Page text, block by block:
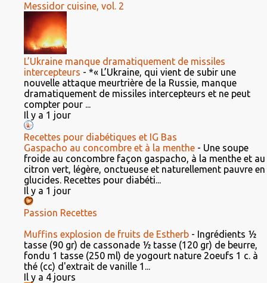
Messidor cuisine, vol. 2
L’Ukraine manque dramatiquement de missiles
intercepteurs - *« L’Ukraine, qui vient de subir une
nouvelle attaque meurtrière de la Russie, manque
dramatiquement de missiles intercepteurs et ne peut
compter pour ...
Il y a 1 jour
Recettes pour diabétiques et IG Bas
Gaspacho au concombre et à la menthe - Une soupe
froide au concombre façon gaspacho, à la menthe et au
citron vert, légère, onctueuse et naturellement pauvre en
glucides. Recettes pour diabéti...
Il y a 1 jour
Passion Recettes
Muffins explosion de fruits de Estherb - Ingrédients ½
tasse (90 gr) de cassonade ½ tasse (120 gr) de beurre,
fondu 1 tasse (250 ml) de yogourt nature 2oeufs 1 c. à
thé (cc) d'extrait de vanille 1...
Il y a 4 jours